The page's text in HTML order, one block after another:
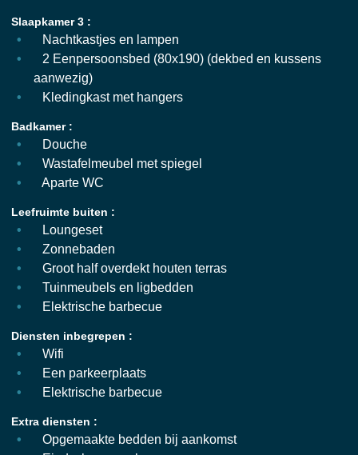
Slaapkamer 3 :
Nachtkastjes en lampen
2 Eenpersoonsbed (80x190) (dekbed en kussens
aanwezig)
Kledingkast met hangers
Badkamer :
Douche
Wastafelmeubel met spiegel
Aparte WC
Leefruimte buiten :
Loungeset
Zonnebaden
Groot half overdekt houten terras
Tuinmeubels en ligbedden
Elektrische barbecue
Diensten inbegrepen :
Wifi
Een parkeerplaats
Elektrische barbecue
Extra diensten :
Opgemaakte bedden bij aankomst